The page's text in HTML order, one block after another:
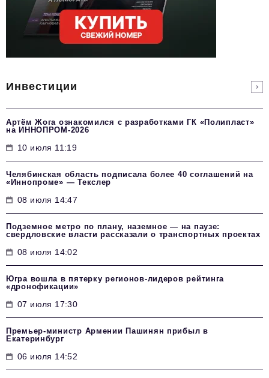
Инвестиции
Артём Жога ознакомился с разработками ГК «Полипласт»
на ИННОПРОМ-2026
10 июля 11:19
Челябинская область подписала более 40 соглашений на
«Иннопроме» — Текслер
08 июля 14:47
Подземное метро по плану, наземное — на паузе:
свердловские власти рассказали о транспортных проектах
08 июля 14:02
Югра вошла в пятерку регионов-лидеров рейтинга
«дронофикации»
07 июля 17:30
Премьер-министр Армении Пашинян прибыл в
Екатеринбург
06 июля 14:52